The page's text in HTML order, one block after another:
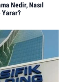
Nedir, Nasıl
Yarar?